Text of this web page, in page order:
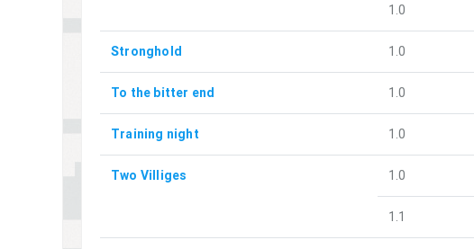
1.0
Stronghold 1.0
To the bitter end 1.0
Training night 1.0
Two Villiges 1.0
1.1